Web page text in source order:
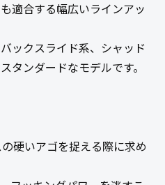
適合する幅広いラインアッ
ックスライド系、シャッド
タンダードなモデルです。
硬いアゴを捉える際に求め